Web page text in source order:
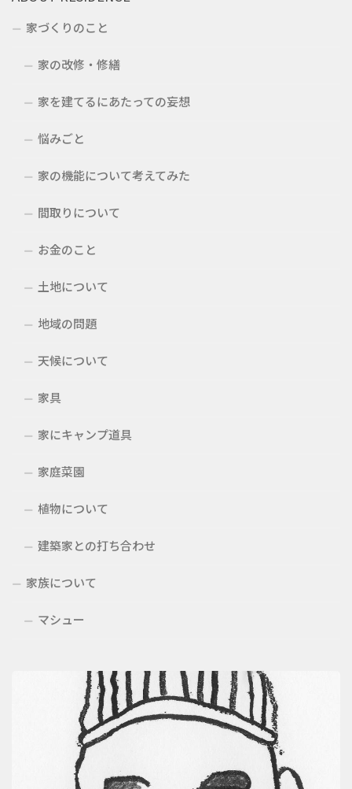
家づくりのこと
家の改修・修繕
家を建てるにあたっての妄想
悩みごと
家の機能について考えてみた
間取りについて
お金のこと
土地について
地域の問題
天候について
家具
家にキャンプ道具
家庭菜園
植物について
建築家との打ち合わせ
家族について
マシュー